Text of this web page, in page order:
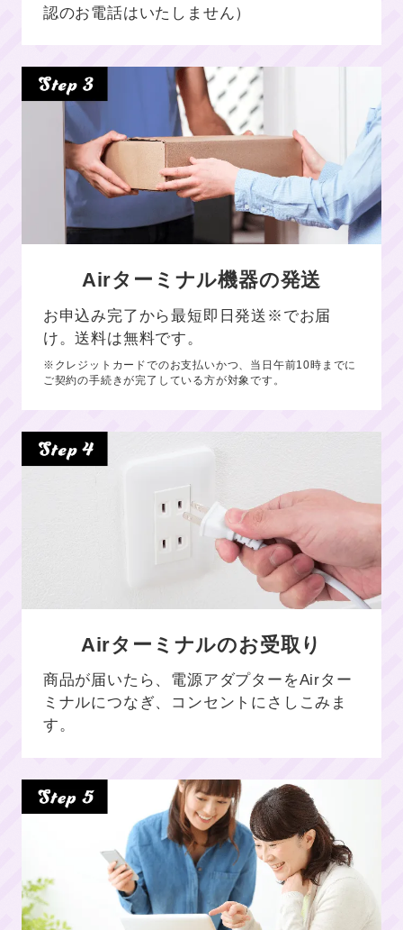
認のお電話はいたしません）
Airターミナル機器の発送
お申込み完了から最短即日発送※でお届
け。送料は無料です。
※クレジットカードでのお支払いかつ、当日午前10時までに
ご契約の手続きが完了している方が対象です。
Airターミナルのお受取り
商品が届いたら、電源アダプターをAirター
ミナルにつなぎ、コンセントにさしこみま
す。